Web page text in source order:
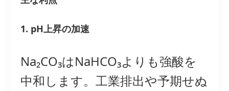
1. pH上昇の加速
Na₂CO₃はNaHCO₃よりも強酸を
中和します。工業排出や予期せぬ